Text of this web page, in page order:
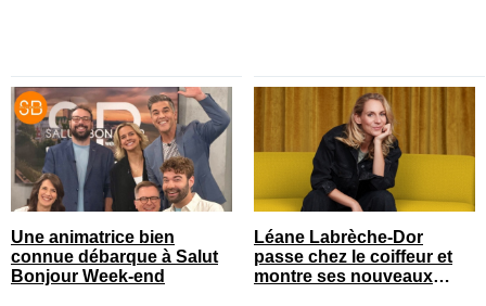
Une animatrice bien
connue débarque à Salut
Bonjour Week-end
Léane Labrèche-Dor
passe chez le coiffeur et
montre ses nouveaux